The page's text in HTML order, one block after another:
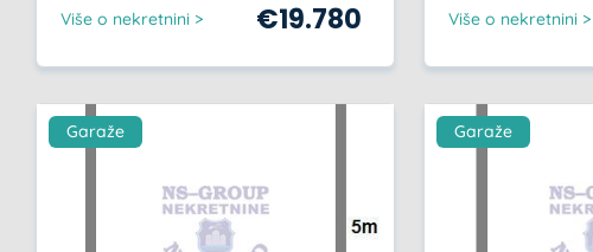
Više o nekretnini > €19.780 Više o nekretnini >
Garaže Garaže